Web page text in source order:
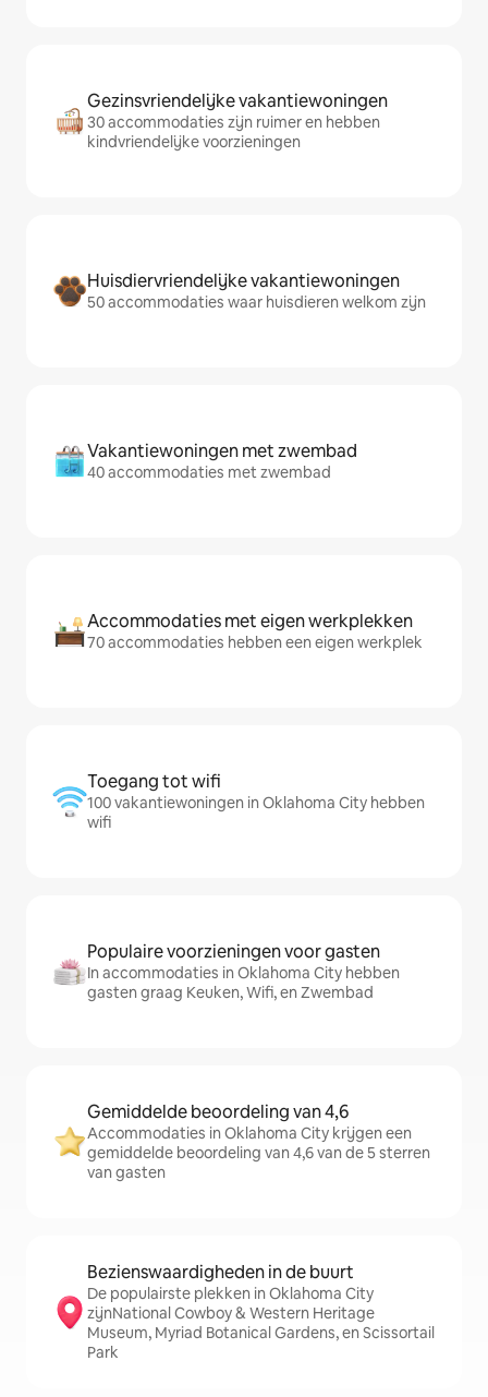
Gezinsvriendelijke vakantiewoningen
30 accommodaties zijn ruimer en hebben
kindvriendelijke voorzieningen
Huisdiervriendelijke vakantiewoningen
50 accommodaties waar huisdieren welkom zijn
Vakantiewoningen met zwembad
40 accommodaties met zwembad
Accommodaties met eigen werkplekken
70 accommodaties hebben een eigen werkplek
Toegang tot wifi
100 vakantiewoningen in Oklahoma City hebben
wifi
Populaire voorzieningen voor gasten
In accommodaties in Oklahoma City hebben
gasten graag Keuken, Wifi, en Zwembad
Gemiddelde beoordeling van 4,6
Accommodaties in Oklahoma City krijgen een
gemiddelde beoordeling van 4,6 van de 5 sterren
van gasten
Bezienswaardigheden in de buurt
De populairste plekken in Oklahoma City
zijnNational Cowboy & Western Heritage
Museum, Myriad Botanical Gardens, en Scissortail
Park